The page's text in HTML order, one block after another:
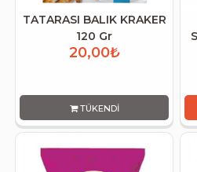
TATARASI BALIK KRAKER
120 Gr
20,00₺
TÜKENDI